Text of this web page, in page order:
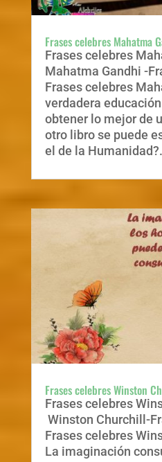
Frases celebres Mahatma
Frases celebres
Mahatma Gandhi -
Frases celebres
verdadera
obtener lo mejor de
otro libro se puede
el de la
Frases celebres Winston
Frases celebres
Winston Churchill-
Frases celebres
La imaginación